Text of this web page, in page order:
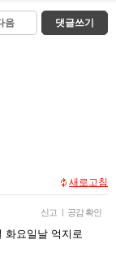
음 댓글쓰기
새로고침
신고 | 공감 확인
화요일날 억지로